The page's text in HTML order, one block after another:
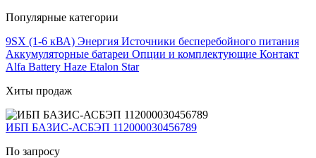
Популярные категории
9SX (1-6 кВА) Энергия Источники бесперебойного питания
Аккумуляторные батареи Опции и комплектующие Контакт
Alfa Battery Haze Etalon Star
Хиты продаж
ИБП БАЗИС-АСБЭП 112000030456789
По запросу